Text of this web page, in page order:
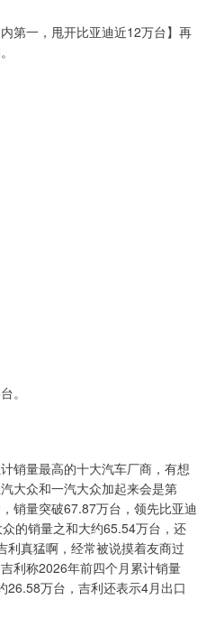
第一，甩开比亚迪近12万台】再
。
销量最高的十大汽车厂商，有想
大众和一汽大众加起来会是第
销量突破67.87万台，领先比亚迪
的销量之和大约65.54万台，还
利真猛啊，经常被说摸着友商过
利称2026年前四个月累计销量
26.58万台，吉利还表示4月出口